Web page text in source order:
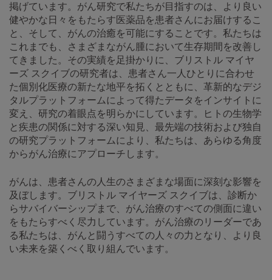
掲げています。がん研究で私たちが目指すのは、より良い
健やかな日々をもたらす医薬品を患者さんにお届けするこ
と、そして、がんの治癒を可能にすることです。私たちは
これまでも、さまざまながん腫において生存期間を改善し
てきました。その実績を足掛かりに、ブリストル マイヤ
ーズ スクイブの研究者は、患者さん一人ひとりに合わせ
た個別化医療の新たな地平を拓くとともに、革新的なデジ
タルプラットフォームによって得たデータをインサイトに
変え、研究の着眼点を明らかにしています。ヒトの生物学
と疾患の関係に対する深い知見、最先端の技術および独自
の研究プラットフォームにより、私たちは、あらゆる角度
からがん治療にアプローチします。
がんは、患者さんの人生のさまざまな場面に深刻な影響を
及ぼします。ブリストル マイヤーズ スクイブは、診断か
らサバイバーシップまで、がん治療のすべての側面に違い
をもたらすべく尽力しています。がん治療のリーダーであ
る私たちは、がんと闘うすべての人々の力となり、より良
い未来を築くべく取り組んでいます。